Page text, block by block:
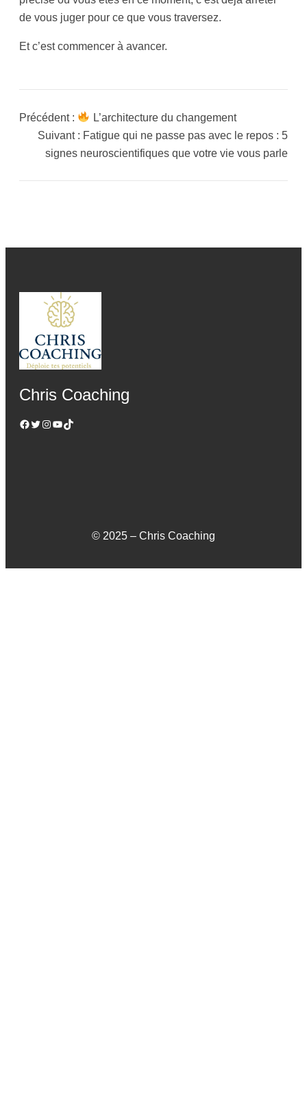
de vous juger pour ce que vous traversez.
Et c’est commencer à avancer.
Précédent :
L’architecture du changement
Suivant : Fatigue qui ne passe pas avec le repos : 5
signes neuroscientifiques que votre vie vous parle
Chris Coaching
Facebook Twitter Instagram YouTube TikTok
© 2025 – Chris Coaching